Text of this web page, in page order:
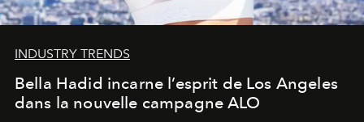
INDUSTRY TRENDS
Bella Hadid incarne l’esprit de Los Angeles
dans la nouvelle campagne ALO